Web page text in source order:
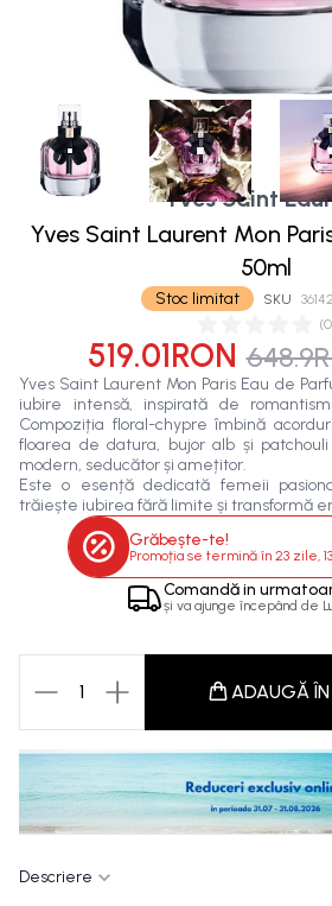
(0
Stoc limitat SKU
Yves Saint
Yves Saint Laurent Mon
50ml
519.01RON
Yves Saint Laurent Mon Paris Eau de
iubire intensă, inspirată de
Compoziția floral-chypre îmbină
floarea de datura, bujor alb și
modern, seducător și amețitor.
Este o esență dedicată femeii
trăiește iubirea fără limite și transformă
Grăbește-te!
Promoția se termină în 23 zile,
Comandă in
și va ajunge începând de
1 ADAUGĂ
Descriere